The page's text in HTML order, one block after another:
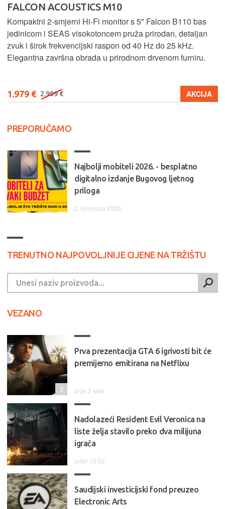
FALCON ACOUSTICS M10
Kompaktni 2-smjerni Hi-Fi monitor s 5" Falcon B110 bas
jedinicom i SEAS visokotoncem pruža prirodan, detaljan
zvuk i širok frekvencijski raspon od 40 Hz do 25 kHz.
Elegantna završna obrada u prirodnom drvenom furniru.
1.979 € 2.999 € AKCIJA
PREPORUČAMO
Najbolji mobiteli 2026. - besplatno
digitalno izdanje Bugovog ljetnog
priloga
2. kolovoza 2026.
TRENUTNO NAJPOVOLJNIJE CIJENE NA TRŽIŠTU
VEZANO
Prva prezentacija GTA 6 igrivosti bit će
premijerno emitirana na Netflixu
prije 2 sata
3
Nadolazeći Resident Evil Veronica na
liste želja stavilo preko dva milijuna
igrača
jučer 10:52
Saudijski investicijski fond preuzeo
Electronic Arts